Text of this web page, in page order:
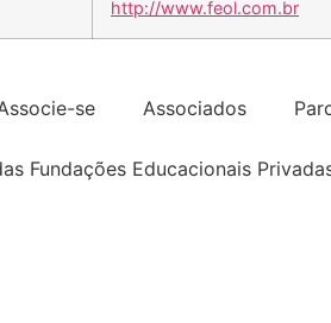
http://www.feol.com.br
se Associados
Fundações Educacionais